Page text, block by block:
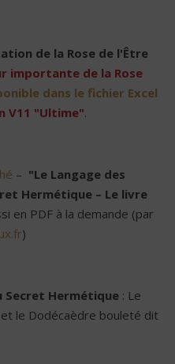
de la Rose de l'Être
importante de la Rose
dans le fichier Excel
V11 "Ultime".
– "Le Langage des
Hermétique – Le livre
en PDF à la demande (par
)
Secret Hermétique : Le
et le Dodécaèdre bouleté dit